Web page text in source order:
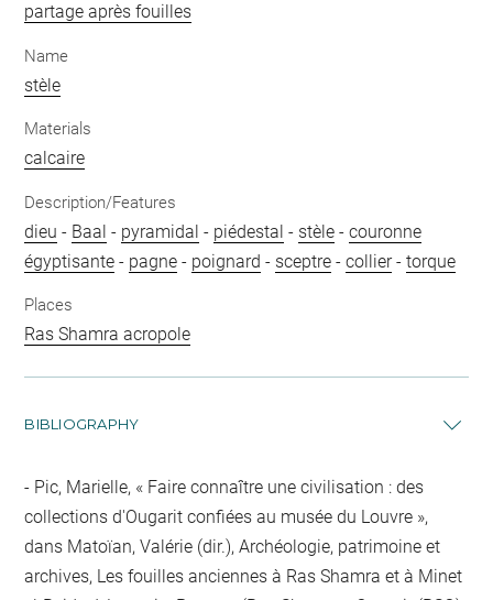
partage après fouilles
Name
stèle
Materials
calcaire
Description/Features
dieu - Baal - pyramidal - piédestal - stèle -couronne
égyptisante - pagne - poignard - sceptre -collier-torque
Places
Ras Shamra acropole
BIBLIOGRAPHY
Pic, Marielle, « Faire connaître une civilisation : des
collections d'Ougarit confiées au musée du Louvre »,
dans Matoïan, Valérie (dir.), Archéologie, patrimoine et
archives, Les fouilles anciennes à Ras Shamra et à Minet